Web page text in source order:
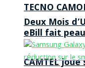
eBill fait
CAMTEL
TECNO
Deux Mois